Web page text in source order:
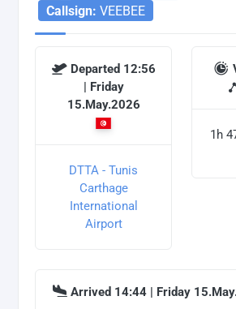
Callsign: VEEBEE
Departed 12:56
| Friday
15.May.2026
DTTA - Tunis
Carthage
International
Airport
1h
Arrived 14:44 | Friday